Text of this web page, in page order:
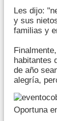
Les dijo:
y sus
familias y
habitantes
de año
alegría,
Oportuna